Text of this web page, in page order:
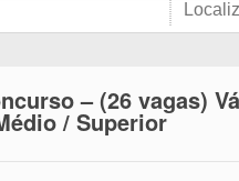
– (26 vagas)
/ Superior